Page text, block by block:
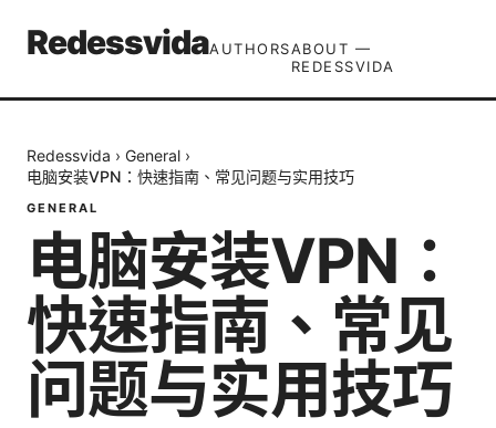
RedessvidaAUTHORSABOUT —
REDESSVIDA
Redessvida › General ›
电脑安装VPN：快速指南、常见问题与实用技巧
GENERAL
电脑安装VPN：
快速指南、常见
问题与实用技巧